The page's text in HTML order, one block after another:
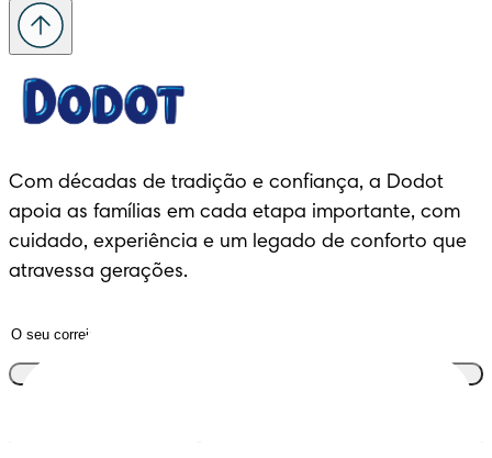
Com décadas de tradição e confiança, a Dodot
apoia as famílias em cada etapa importante, com
cuidado, experiência e um legado de conforto que
atravessa gerações.